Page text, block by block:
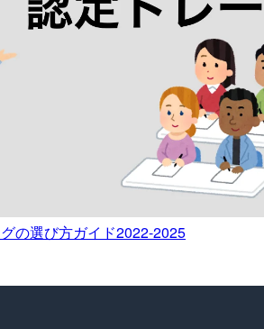
の選び方ガイド2022-2025